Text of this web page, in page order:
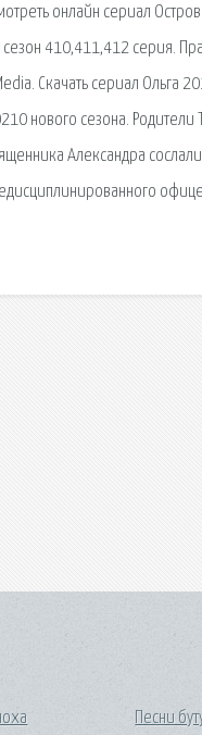
онлайн сериал
410,411,412 серия.
Скачать сериал Ольга
нового сезона.
Александра
Песни